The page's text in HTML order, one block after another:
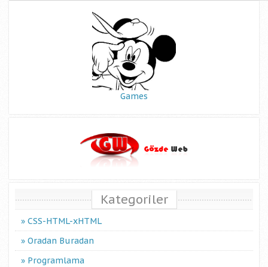
Games
Kategoriler
CSS-HTML-xHTML
Oradan Buradan
Programlama